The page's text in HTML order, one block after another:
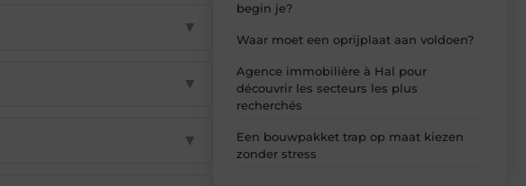
▼
▼
▼
begin je?
Waar moet een oprijplaat aan voldoen?
Agence immobilière à Hal pour
découvrir les secteurs les plus
recherchés
Een bouwpakket trap op maat kiezen
zonder stress